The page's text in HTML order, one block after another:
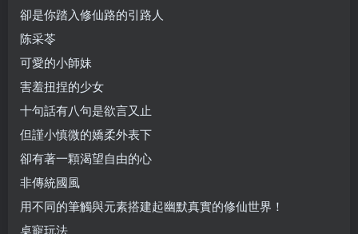
卻是你踏入修仙路的引路人
陈采苓
可愛的小師妹
害羞扭捏的少女
十句話有八句是欲言又止
但謹小慎微的嬌柔外表下
卻有著一顆渴望自由的心
非傳統國風
用不同的筆觸與元素搭建起幽默真實的修仙世界！
桌寵玩法